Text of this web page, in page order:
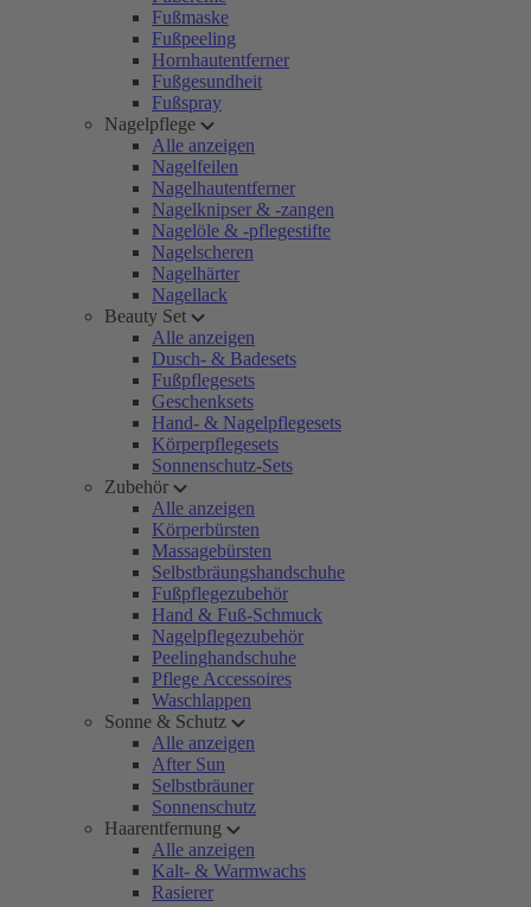
Fußmaske
Fußpeeling
Hornhautentferner
Fußgesundheit
Fußspray
Nagelpflege
Alle anzeigen
Nagelfeilen
Nagelhautentferner
Nagelknipser & -zangen
Nagelöle & -pflegestifte
Nagelscheren
Nagelhärter
Nagellack
Beauty Set
Alle anzeigen
Dusch- & Badesets
Fußpflegesets
Geschenksets
Hand- & Nagelpflegesets
Körperpflegesets
Sonnenschutz-Sets
Zubehör
Alle anzeigen
Körperbürsten
Massagebürsten
Selbstbräungshandschuhe
Fußpflegezubehör
Hand & Fuß-Schmuck
Nagelpflegezubehör
Peelinghandschuhe
Pflege Accessoires
Waschlappen
Sonne & Schutz
Alle anzeigen
After Sun
Selbstbräuner
Sonnenschutz
Haarentfernung
Alle anzeigen
Kalt- & Warmwachs
Rasierer